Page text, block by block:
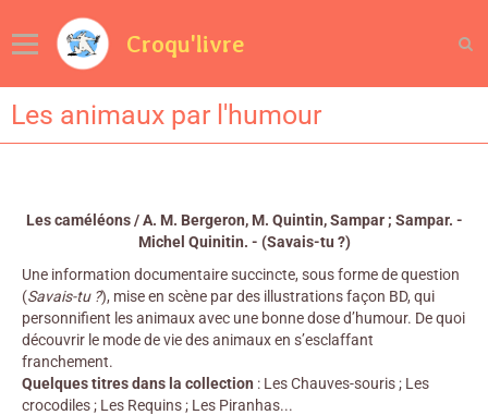
Croqu'livre
Les animaux par l'humour
Les caméléons / A. M. Bergeron, M. Quintin, Sampar ; Sampar. -
Michel Quinitin. - (Savais-tu ?)
Une information documentaire succincte, sous forme de question
(Savais-tu ?), mise en scène par des illustrations façon BD, qui
personnifient les animaux avec une bonne dose d’humour. De quoi
découvrir le mode de vie des animaux en s’esclaffant
franchement.
Quelques titres dans la collection : Les Chauves-souris ; Les
crocodiles ; Les Requins ; Les Piranhas...